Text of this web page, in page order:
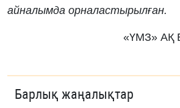
айналымда орналастырылған.
«ҮМЗ» АҚ
Барлық жаңалықтар